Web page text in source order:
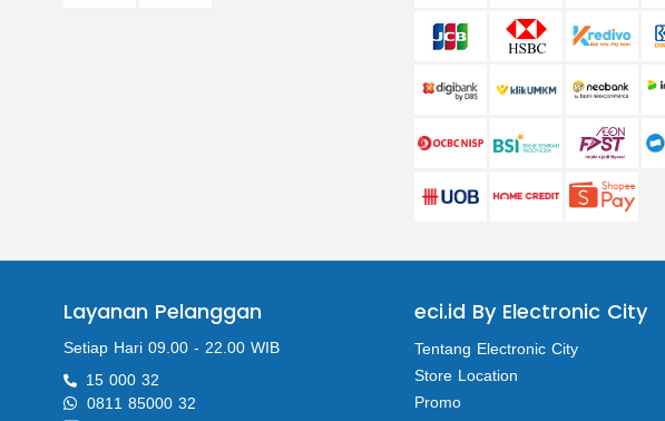
Layanan Pelanggan
Setiap Hari 09.00 - 22.00 WIB
15 000 32
0811 85000 32
eci.id By Electronic City
Tentang Electronic City
Store Location
Promo